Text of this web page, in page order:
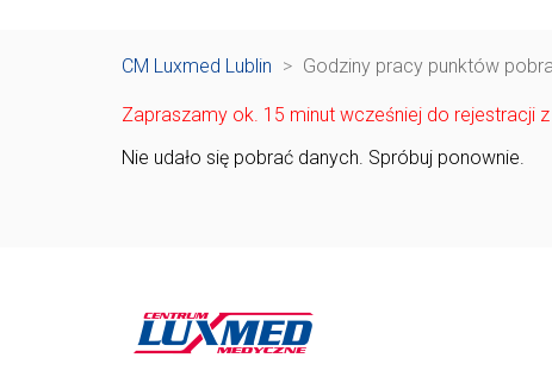
CM Luxmed Lublin > Godziny pracy punktów
Zapraszamy ok. 15 minut wcześniej do
Nie udało się pobrać danych. Spróbuj ponownie.